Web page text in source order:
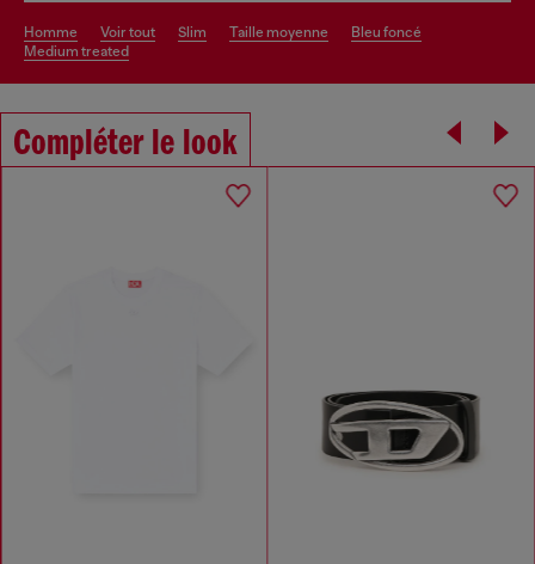
homme voir tout slim taille moyenne
bleu foncé
medium treated
Compléter le look